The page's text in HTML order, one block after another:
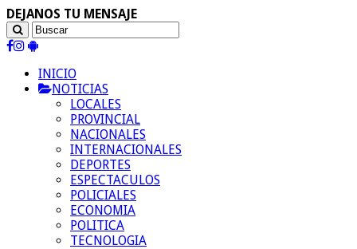
DEJANOS TU MENSAJE
INICIO
NOTICIAS
LOCALES
PROVINCIAL
NACIONALES
INTERNACIONALES
DEPORTES
ESPECTACULOS
POLICIALES
ECONOMIA
POLITICA
TECNOLOGIA